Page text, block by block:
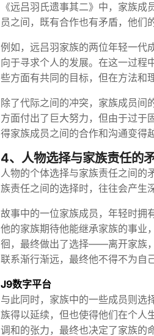
《远吕羽氏遗事其二》中，家族
员之间，既有合作也有矛盾，他们
例如，远吕羽家族的两位年轻一代
向于寻求个人的发展。在这一过程
些方面有共同的目标，但在方法和
除了代际之间的冲突，家族成员间
方面付出了巨大努力，但由于过于
得家族成员之间的合作和沟通变得
4、人物选择与家族责任的
人物的个体选择与家族责任之间的
族责任之间的选择时，往往会产生
故事中的一位家族成员，年轻时拥
他的家族期待他能继承家族的事业
徊，最终做出了选择——离开家族
联系渐行渐远，最终他不得不为自
J9数字平台
与此同时，家族中的一些成员则选
族得以延续，但也使得他们在个人
调和的张力，最终也决定了家族的命